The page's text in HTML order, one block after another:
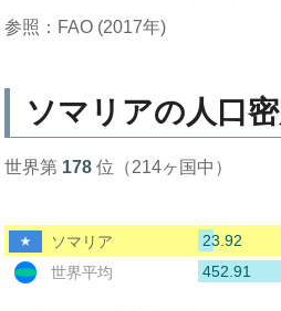
参照：FAO (2017年)
ソマリアの人口
世界第 178 位（214ヶ国中）
ソマリア
23.92
世界平均
452.91